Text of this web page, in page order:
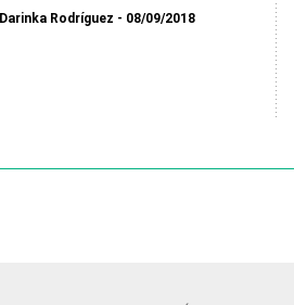
Darinka Rodríguez 08/09/2018